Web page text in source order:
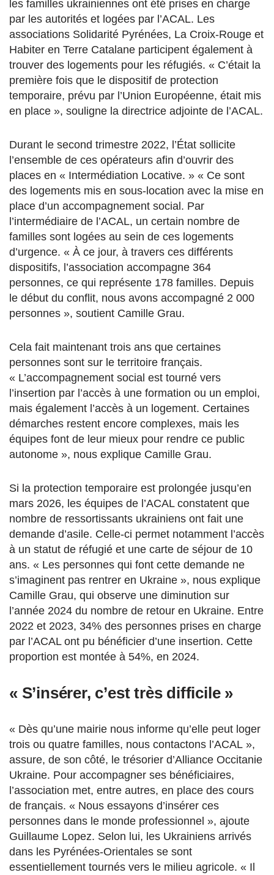
les familles ukrainiennes ont été prises en charge
par les autorités et logées par l’ACAL. Les
associations Solidarité Pyrénées, La Croix-Rouge et
Habiter en Terre Catalane participent également à
trouver des logements pour les réfugiés. « C’était la
première fois que le dispositif de protection
temporaire, prévu par l’Union Européenne, était mis
en place », souligne la directrice adjointe de l’ACAL.
Durant le second trimestre 2022, l’État sollicite
l’ensemble de ces opérateurs afin d’ouvrir des
places en « Intermédiation Locative. » « Ce sont
des logements mis en sous-location avec la mise en
place d’un accompagnement social. Par
l’intermédiaire de l’ACAL, un certain nombre de
familles sont logées au sein de ces logements
d’urgence. « À ce jour, à travers ces différents
dispositifs, l’association accompagne 364
personnes, ce qui représente 178 familles. Depuis
le début du conflit, nous avons accompagné 2 000
personnes », soutient Camille Grau.
Cela fait maintenant trois ans que certaines
personnes sont sur le territoire français.
« L’accompagnement social est tourné vers
l’insertion par l’accès à une formation ou un emploi,
mais également l’accès à un logement. Certaines
démarches restent encore complexes, mais les
équipes font de leur mieux pour rendre ce public
autonome », nous explique Camille Grau.
Si la protection temporaire est prolongée jusqu’en
mars 2026, les équipes de l’ACAL constatent que
nombre de ressortissants ukrainiens ont fait une
demande d’asile. Celle-ci permet notamment l’accès
à un statut de réfugié et une carte de séjour de 10
ans. « Les personnes qui font cette demande ne
s’imaginent pas rentrer en Ukraine », nous explique
Camille Grau, qui observe une diminution sur
l’année 2024 du nombre de retour en Ukraine. Entre
2022 et 2023, 34% des personnes prises en charge
par l’ACAL ont pu bénéficier d’une insertion. Cette
proportion est montée à 54%, en 2024.
« S’insérer, c’est très difficile »
« Dès qu’une mairie nous informe qu’elle peut loger
trois ou quatre familles, nous contactons l’ACAL »,
assure, de son côté, le trésorier d’Alliance Occitanie
Ukraine. Pour accompagner ses bénéficiaires,
l’association met, entre autres, en place des cours
de français. « Nous essayons d’insérer ces
personnes dans le monde professionnel », ajoute
Guillaume Lopez. Selon lui, les Ukrainiens arrivés
dans les Pyrénées-Orientales se sont
essentiellement tournés vers le milieu agricole. « Il